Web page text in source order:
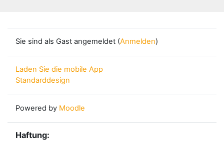
Sie sind als Gast angemeldet (Anmelden)
Laden Sie die mobile App
Standarddesign
Powered by Moodle
Haftung: